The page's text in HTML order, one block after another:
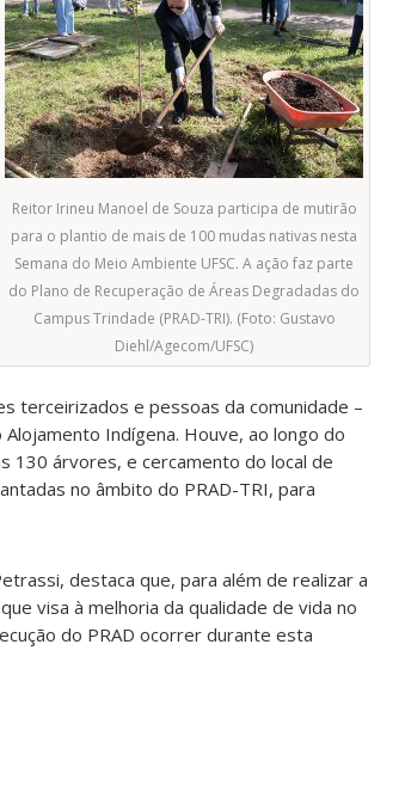
Reitor Irineu Manoel de Souza participa de mutirão
para o plantio de mais de 100 mudas nativas nesta
Semana do Meio Ambiente UFSC. A ação faz parte
do Plano de Recuperação de Áreas Degradadas do
Campus Trindade (PRAD-TRI). (Foto: Gustavo
Diehl/Agecom/UFSC)
terceirizados e pessoas da comunidade –
Indígena. Houve, ao longo do
130 árvores, e cercamento do local de
no âmbito do PRAD-TRI, para
destaca que, para além de realizar a
visa à melhoria da qualidade de vida no
do PRAD ocorrer durante esta